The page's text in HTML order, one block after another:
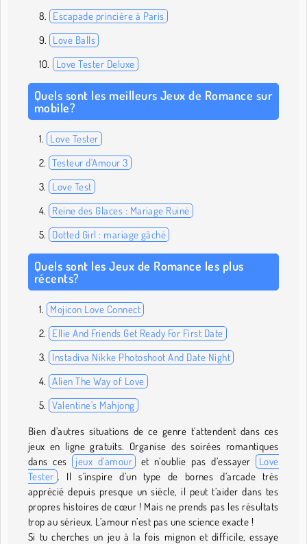
Escapade princière à Paris
Love Balls
Love Tester Deluxe
Quels sont les meilleurs Jeux de Romance sur
mobile?
Love Tester
Testeur d'Amour 3
Love Test
Reine des Glaces : Mariage Ruiné
Dotted Girl : mariage gâché
Quels sont les Jeux de Romance les plus
récents?
Mojicon Love Connect
Ellie And Friends Get Ready For First Date
Instadiva Nikke Photoshoot And Date Night
Alien The Way of Love
Valentine's Mahjong
Bien d’autres situations de ce genre t’attendent dans ces
jeux en ligne gratuits. Organise des soirées romantiques
dans ces jeux d’amour et n’oublie pas d’essayer Love
Tester . Il s’inspire d’un type de bornes d’arcade très
apprécié depuis presque un siècle, il peut t’aider dans tes
propres histoires de cœur ! Mais ne prends pas les résultats
trop au sérieux. L’amour n’est pas une science exacte !
Si tu cherches un jeu à la fois mignon et difficile, essaye